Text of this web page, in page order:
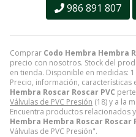
Comprar Codo Hembra Hembra
precio con nosotros. Stock del
en tienda. Disponible en medidas: 1 y
Precio, información, características
Hembra Roscar Roscar PVC
Válvulas de PVC Presión (18) y a la
Encuentra productos relacionados
Hembra Hembra Roscar Roscar
Válvulas de PVC Presión".
986 891 807